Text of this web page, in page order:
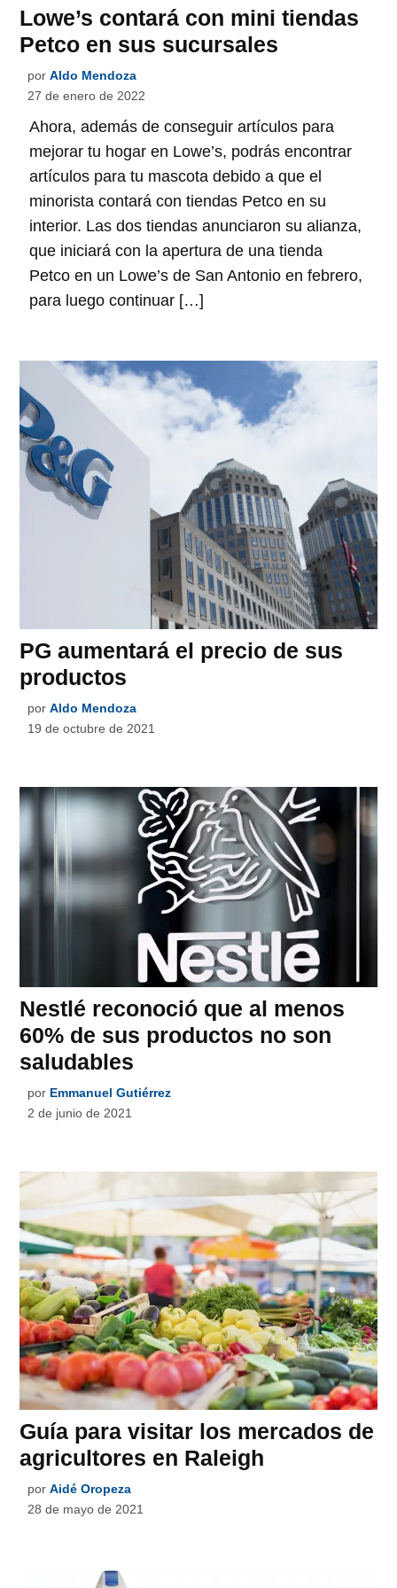
Lowe’s contará con mini tiendas
Petco en sus sucursales
por Aldo Mendoza
27 de enero de 2022
Ahora, además de conseguir artículos para
mejorar tu hogar en Lowe’s, podrás encontrar
artículos para tu mascota debido a que el
minorista contará con tiendas Petco en su
interior. Las dos tiendas anunciaron su alianza,
que iniciará con la apertura de una tienda
Petco en un Lowe’s de San Antonio en febrero,
para luego continuar […]
PG aumentará el precio de sus
productos
por Aldo Mendoza
19 de octubre de 2021
Nestlé reconoció que al menos
60% de sus productos no son
saludables
por Emmanuel Gutiérrez
2 de junio de 2021
Guía para visitar los mercados de
agricultores en Raleigh
por Aidé Oropeza
28 de mayo de 2021